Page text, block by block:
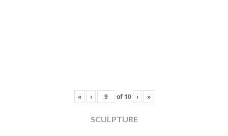
« ‹ of 10 › »
SCULPTURE